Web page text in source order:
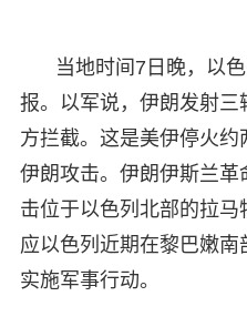
当地时间7日晚，以
报。以军说，伊朗发射
方拦截。这是美伊停火约
伊朗攻击。伊朗伊斯兰
击位于以色列北部的拉马
应以色列近期在黎巴嫩
实施军事行动。